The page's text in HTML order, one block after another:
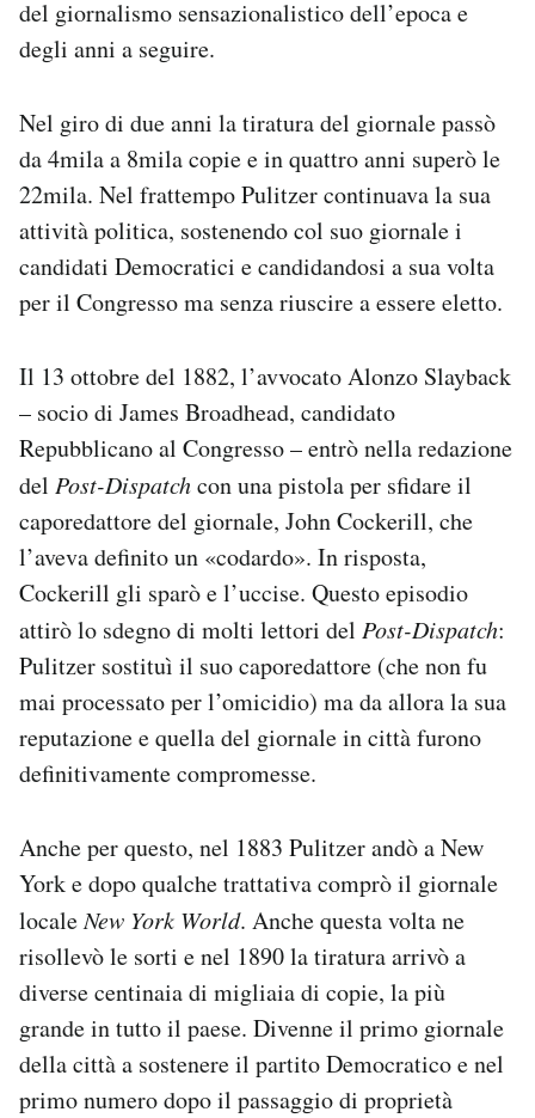
del giornalismo sensazionalistico dell’epoca e
degli anni a seguire.
Nel giro di due anni la tiratura del giornale passò
da 4mila a 8mila copie e in quattro anni superò le
22mila. Nel frattempo Pulitzer continuava la sua
attività politica, sostenendo col suo giornale i
candidati Democratici e candidandosi a sua volta
per il Congresso ma senza riuscire a essere eletto.
Il 13 ottobre del 1882, l’avvocato Alonzo Slayback
– socio di James Broadhead, candidato
Repubblicano al Congresso – entrò nella redazione
del Post-Dispatchcon una pistola per sfidare il
caporedattore del giornale, John Cockerill, che
l’aveva definito un «codardo». In risposta,
Cockerill gli sparò e l’uccise. Questo episodio
attirò lo sdegno di molti lettori del Post-Dispatch:
Pulitzer sostituì il suo caporedattore (che non fu
mai processato per l’omicidio) ma da allora la sua
reputazione e quella del giornale in città furono
definitivamente compromesse.
Anche per questo, nel 1883 Pulitzer andò a New
York e dopo qualche trattativa comprò il giornale
localeNew York World. Anche questa volta ne
risollevò le sorti e nel 1890 la tiratura arrivò a
diverse centinaia di migliaia di copie, la più
grande in tutto il paese. Divenne il primo giornale
della città a sostenere il partito Democratico e nel
primo numero dopo il passaggio di proprietà